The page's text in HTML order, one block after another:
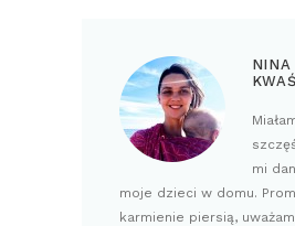
NINA
mi
moje dzieci w domu.
karmienie piersią,